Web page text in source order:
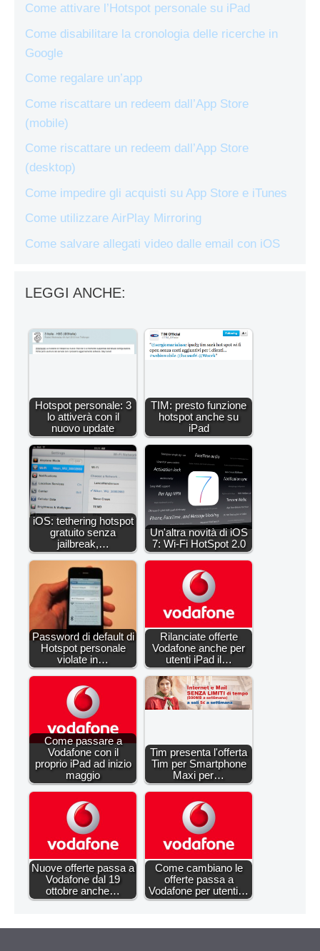
Come attivare l’Hotspot personale su iPad
Come disabilitare la cronologia delle ricerche in
Google
Come regalare un’app
Come riscattare un redeem dall’App Store
(mobile)
Come riscattare un redeem dall’App Store
(desktop)
Come impedire gli acquisti su App Store e iTunes
Come utilizzare AirPlay Mirroring
Come salvare allegati video dalle email con iOS
LEGGI ANCHE:
Hotspot personale: 3
lo attiverà con il
nuovo update
TIM: presto funzione
hotspot anche su
iPad
iOS: tethering hotspot
gratuito senza
jailbreak,…
Un'altra novità di iOS
7: Wi-Fi HotSpot 2.0
Password di default di
Hotspot personale
violate in…
Rilanciate offerte
Vodafone anche per
utenti iPad il…
Come passare a
Vodafone con il
proprio iPad ad inizio
maggio
Tim presenta l'offerta
Tim per Smartphone
Maxi per…
Nuove offerte passa a
Vodafone dal 19
ottobre anche…
Come cambiano le
offerte passa a
Vodafone per utenti…